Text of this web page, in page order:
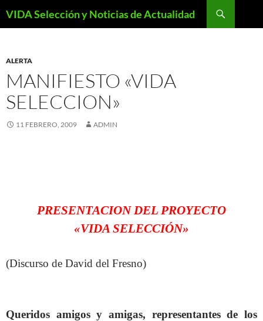
VIDA Selección y Noticias de Actualidad
ALERTA
MANIFIESTO «VIDA
SELECCION»
11 FEBRERO, 2009 ADMIN
PRESENTACION DEL PROYECTO
«VIDA SELECCIÓN»
(Discurso de David del Fresno)
Queridos amigos y amigas, representantes de los